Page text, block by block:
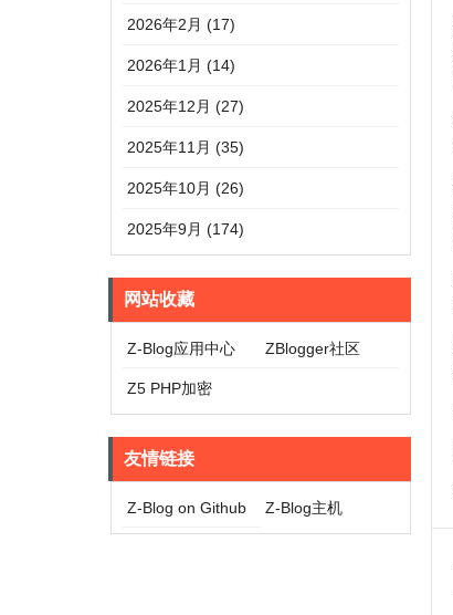
2026年2月 (17)
2026年1月 (14)
2025年12月 (27)
2025年11月 (35)
2025年10月 (26)
2025年9月 (174)
网站收藏
Z-Blog应用中心 ZBlogger社区
Z5 PHP加密
友情链接
Z-Blog on Github Z-Blog主机